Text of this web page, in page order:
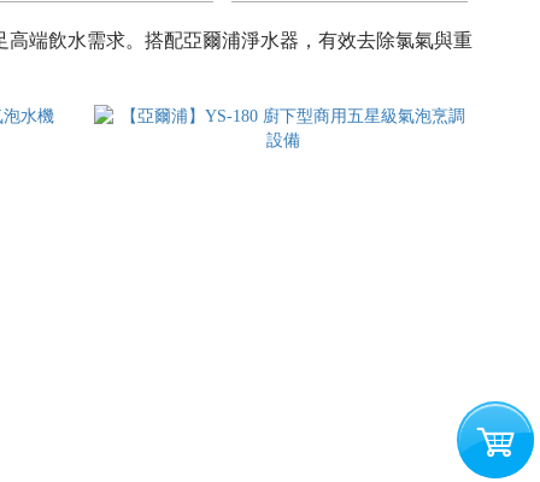
端飲水需求。搭配亞爾浦淨水器，有效去除氯氣與重